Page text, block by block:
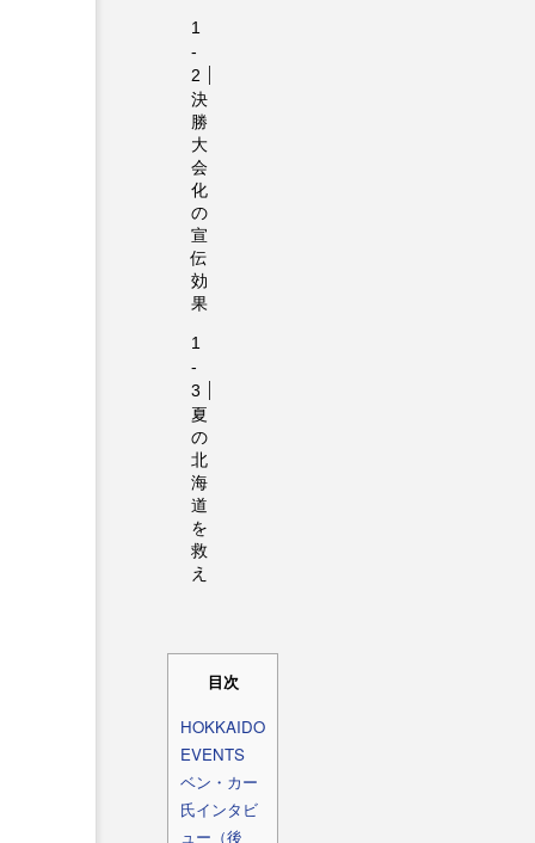
決
勝
大
会
化
の
宣
伝
効
果
夏
の
北
海
道
を
救
え
目次
HOKKAIDO
EVENTS
ベン・カー
氏インタビ
ュー（後